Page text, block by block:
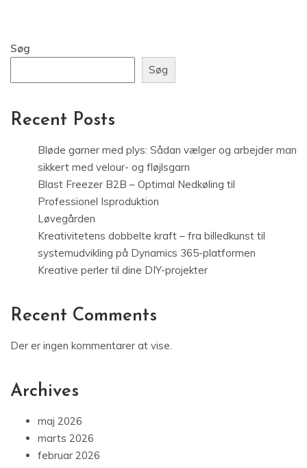
Søg
Søg
Recent Posts
Bløde garner med plys: Sådan vælger og arbejder man
sikkert med velour- og fløjlsgarn
Blast Freezer B2B – Optimal Nedkøling til
Professionel Isproduktion
Løvegården
Kreativitetens dobbelte kraft – fra billedkunst til
systemudvikling på Dynamics 365-platformen
Kreative perler til dine DIY-projekter
Recent Comments
Der er ingen kommentarer at vise.
Archives
maj 2026
marts 2026
februar 2026